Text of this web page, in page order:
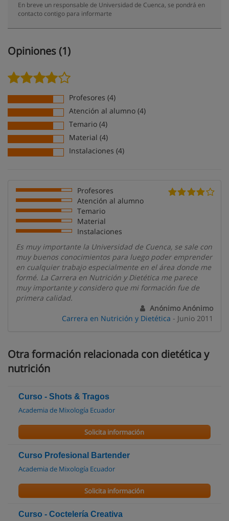
En breve un responsable de Universidad de Cuenca, se pondrá en
contacto contigo para informarte
Opiniones (1)
Profesores (4)
Atención al alumno (4)
Temario (4)
Material (4)
Instalaciones (4)
Profesores
Atención al alumno
Temario
Material
Instalaciones
Es muy importante la Universidad de Cuenca, se sale con
muy buenos conocimientos para luego poder emprender
en cualquier trabajo especialmente en el área donde me
formé. La Carrera en Nutrición y Dietética me parece
muy importante y considero que mi formación fue de
primera calidad.
Anónimo Anónimo
Carrera en Nutrición y Dietética - Junio 2011
Otra formación relacionada con dietética y
nutrición
Curso - Shots & Tragos
Academia de Mixología Ecuador
Solicita información
Curso Profesional Bartender
Academia de Mixología Ecuador
Solicita información
Curso - Coctelería Creativa